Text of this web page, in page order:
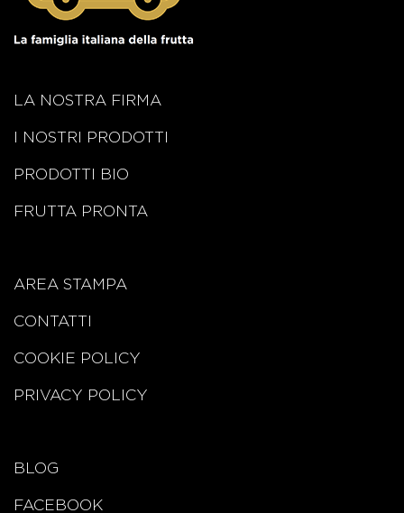
LA NOSTRA FIRMA
I NOSTRI PRODOTTI
PRODOTTI BIO
FRUTTA PRONTA
AREA STAMPA
CONTATTI
COOKIE POLICY
PRIVACY POLICY
BLOG
FACEBOOK